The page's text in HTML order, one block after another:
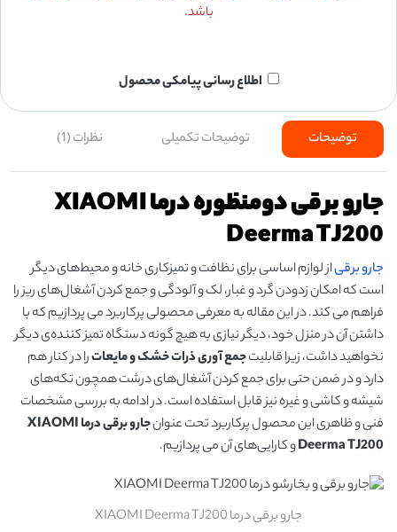
باشد.
اطلاع رسانی پیامکی محصول
توضیحات توضیحات تکمیلی نظرات (1)
جارو برقی دومنظوره درما XIAOMI
Deerma TJ200
جارو برقیاز لوازم اساسی برای نظافت و تمیزکاری خانه و محیط‌های دیگر
است که امکان زدودن گرد و غبار، لک و آلودگی و جمع کردن آشغال‌های ریز را
فراهم می کند‌. در این مقاله به معرفی محصولی پرکاربرد می پردازیم که با
داشتن آن در منزل خود، دیگر نیازی به هیچ گونه دستگاه تمیز کننده‌ی دیگر
نخواهید داشت، زیرا قابلیتجمع آوری ذرات خشک و مایعاترا در کنار هم
دارد و در ضمن حتی برای جمع کردن آشغال‌های درشت همچون تکه‌های
شیشه و کاشی و غیره نیز قابل استفاده است. در ادامه به بررسی مشخصات
فنی و ظاهری این محصول پرکاربرد تحت عنوان
جارو برقی درما XIAOMI
Deerma TJ200و کارایی‌های آن می پردازیم.
جارو برقی درما XIAOMI Deerma TJ200